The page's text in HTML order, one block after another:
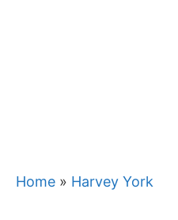
Home » Harvey York